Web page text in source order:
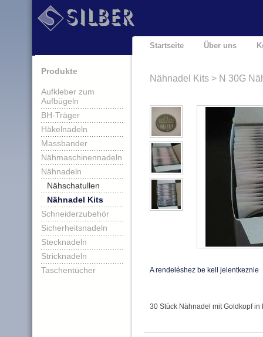
Startseite Über uns
Produkte
Aufkleber zum
Aufbügeln
BH-Träger
Häkelnadeln
Massbander
Nähmaschinennadeln
Nähnadeln
Nähschatullen
Nähnadel Kits
Schneiderzubehör
Sicherheitsnadeln
Stecknadeln
Stricknadeln
Taschentücher
Nähnadel Kits > N 30G
A rendeléshez be kell jelentkeznie
30 Stück Nähnadel mit Goldkopf in